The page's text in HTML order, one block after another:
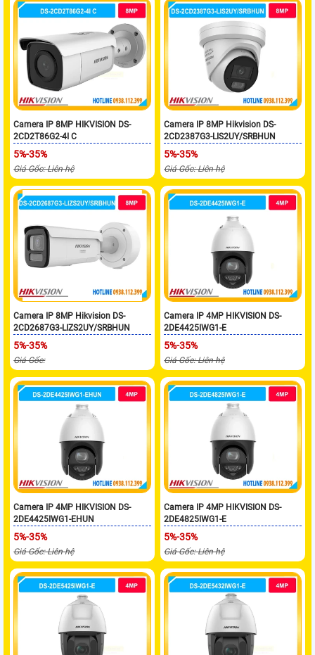
Camera IP 8MP HIKVISION DS-
2CD2T86G2-4I C
5%-35%
Giá Gốc: Liên hệ
Camera IP 8MP Hikvision DS-
2CD2387G3-LIS2UY/SRBHUN
5%-35%
Giá Gốc: Liên hệ
Camera IP 8MP Hikvision DS-
2CD2687G3-LIZS2UY/SRBHUN
5%-35%
Giá Gốc:
Camera IP 4MP HIKVISION DS-
2DE4425IWG1-E
5%-35%
Giá Gốc: Liên hệ
Camera IP 4MP HIKVISION DS-
2DE4425IWG1-EHUN
5%-35%
Giá Gốc: Liên hệ
Camera IP 4MP HIKVISION DS-
2DE4825IWG1-E
5%-35%
Giá Gốc: Liên hệ